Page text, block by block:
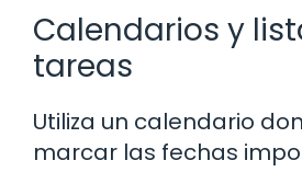
Calendarios y
tareas
Utiliza un calendario
marcar las fechas